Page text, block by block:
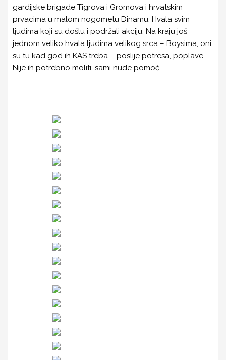
SANACIJA PROSTORA UDRUGE KAS
NAŠI LJUBIMCI
SLUŽBENI DOKUMENTI
gardijske brigade Tigrova i Gromova i hrvatskim
prvacima u malom nogometu Dinamu. Hvala svim
ljudima koji su došlu i podržali akciju. Na kraju još
jednom veliko hvala ljudima velikog srca – Boysima, oni
su tu kad god ih KAS treba – poslije potresa, poplave…
Nije ih potrebno moliti, sami nude pomoć.